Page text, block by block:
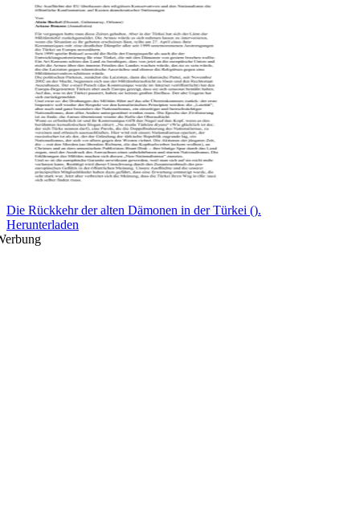
Die Rückkehr der alten Dämonen in der Türkei ().
Herunterladen